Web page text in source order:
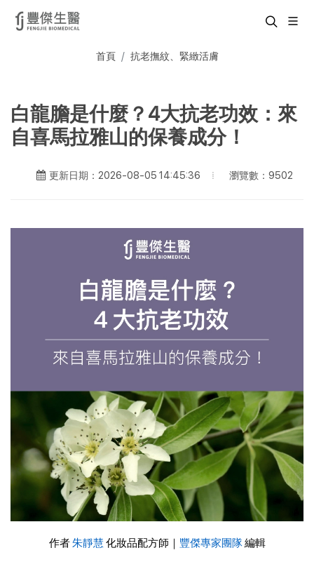
首頁 抗老撫紋、緊緻活膚
白龍膽是什麼？4大抗老功效：來
自喜馬拉雅山的保養成分！
更新日期：2026-08-05 14:45:36 瀏覽數：9502
作者 朱靜慧化妝品配方師｜ 豐傑專家團隊 編輯